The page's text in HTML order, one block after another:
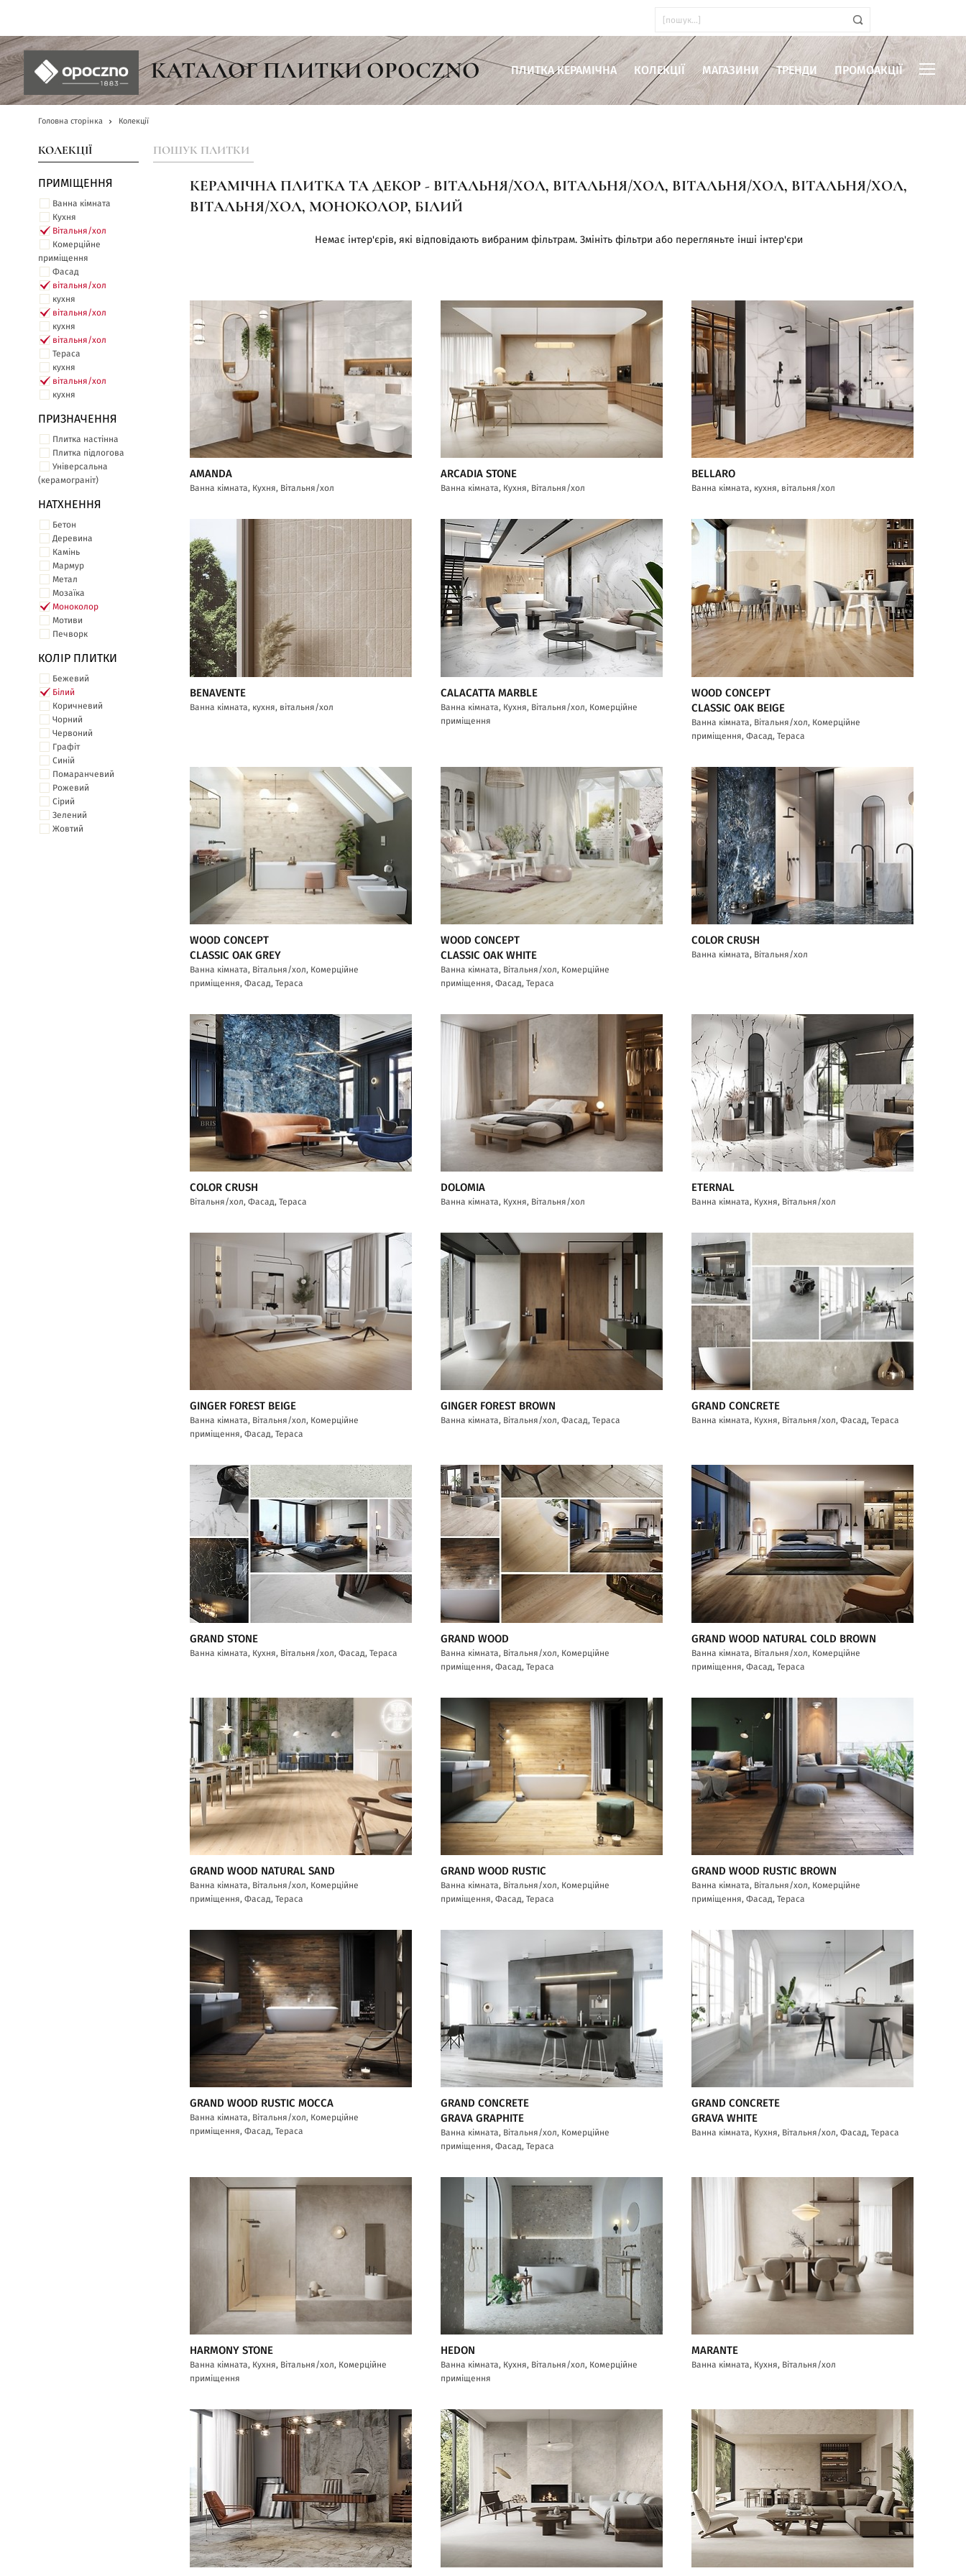
ПЛИТКА КЕРАМІЧНА КОЛЕКЦІЇ
Плитка для вітальні
МАГАЗИНИ ТРЕНДИ ПРОМОАКЦІЇ
КАТАЛОГ ПЛИТКИ OPOCZNO
Головна сторінка Колекції
КОЛЕКЦІЇ ПОШУК ПЛИТКИ
ПРИМІЩЕННЯ
Ванна кімната
Кухня
Вітальня/хол
Комерційне
приміщення
Фасад
вітальня/хол
кухня
вітальня/хол
кухня
вітальня/хол
Тераса
кухня
вітальня/хол
кухня
ПРИЗНАЧЕННЯ
Плитка настінна
Плитка підлогова
Універсальна
(керамограніт)
НАТХНЕННЯ
Бетон
Деревина
Камінь
Мармур
Метал
Мозаїка
Моноколор
Мотиви
Печворк
КОЛІР ПЛИТКИ
Бежевий
Білий
Коричневий
Чорний
Червоний
Графіт
Синій
Помаранчевий
Рожевий
Сірий
Зелений
Жовтий
КЕРАМІЧНА ПЛИТКА ТА ДЕКОР - ВІТАЛЬНЯ/ХОЛ, ВІТАЛЬНЯ/ХОЛ, ВІТАЛЬНЯ/ХОЛ, ВІТАЛЬНЯ/ХОЛ,
ВІТАЛЬНЯ/ХОЛ, МОНОКОЛОР, БІЛИЙ
Немає інтер'єрів, які відповідають вибраним фільтрам. Змініть фільтри або перегляньте інші інтер'єри
AMANDA
Ванна кімната, Кухня, Вітальня/хол
ARCADIA STONE
Ванна кімната, Кухня, Вітальня/хол
BELLARO
Ванна кімната, кухня, вітальня/хол
BENAVENTE
Ванна кімната, кухня, вітальня/хол
CALACATTA MARBLE
Ванна кімната, Кухня, Вітальня/хол, Комерційне
приміщення
WOOD CONCEPT
CLASSIC OAK BEIGE
Ванна кімната, Вітальня/хол, Комерційне
приміщення, Фасад, Тераса
WOOD CONCEPT
CLASSIC OAK GREY
Ванна кімната, Вітальня/хол, Комерційне
приміщення, Фасад, Тераса
WOOD CONCEPT
CLASSIC OAK WHITE
Ванна кімната, Вітальня/хол, Комерційне
приміщення, Фасад, Тераса
COLOR CRUSH
Ванна кімната, Вітальня/хол
COLOR CRUSH
Вітальня/хол, Фасад, Тераса
DOLOMIA
Ванна кімната, Кухня, Вітальня/хол
ETERNAL
Ванна кімната, Кухня, Вітальня/хол
GINGER FOREST BEIGE
Ванна кімната, Вітальня/хол, Комерційне
приміщення, Фасад, Тераса
GINGER FOREST BROWN
Ванна кімната, Вітальня/хол, Фасад, Тераса
GRAND CONCRETE
Ванна кімната, Кухня, Вітальня/хол, Фасад, Тераса
GRAND STONE
Ванна кімната, Кухня, Вітальня/хол, Фасад, Тераса
GRAND WOOD
Ванна кімната, Вітальня/хол, Комерційне
приміщення, Фасад, Тераса
GRAND WOOD NATURAL COLD BROWN
Ванна кімната, Вітальня/хол, Комерційне
приміщення, Фасад, Тераса
GRAND WOOD NATURAL SAND
Ванна кімната, Вітальня/хол, Комерційне
приміщення, Фасад, Тераса
GRAND WOOD RUSTIC
Ванна кімната, Вітальня/хол, Комерційне
приміщення, Фасад, Тераса
GRAND WOOD RUSTIC BROWN
Ванна кімната, Вітальня/хол, Комерційне
приміщення, Фасад, Тераса
GRAND WOOD RUSTIC MOCCA
Ванна кімната, Вітальня/хол, Комерційне
приміщення, Фасад, Тераса
GRAND CONCRETE
GRAVA GRAPHITE
Ванна кімната, Вітальня/хол, Комерційне
приміщення, Фасад, Тераса
GRAND CONCRETE
GRAVA WHITE
Ванна кімната, Кухня, Вітальня/хол, Фасад, Тераса
HARMONY STONE
Ванна кімната, Кухня, Вітальня/хол, Комерційне
приміщення
HEDON
Ванна кімната, Кухня, Вітальня/хол, Комерційне
приміщення
MARANTE
Ванна кімната, Кухня, Вітальня/хол